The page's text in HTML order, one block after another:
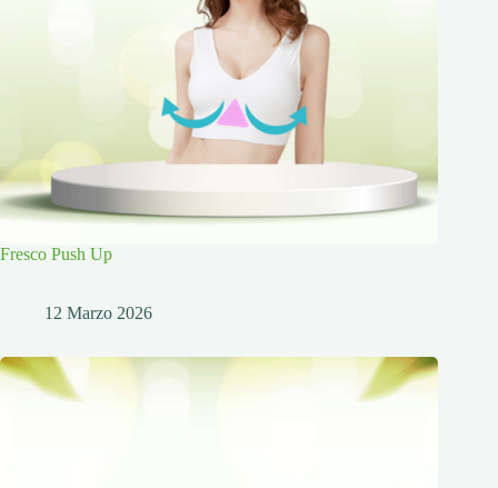
Fresco Push Up
12 Marzo 2026